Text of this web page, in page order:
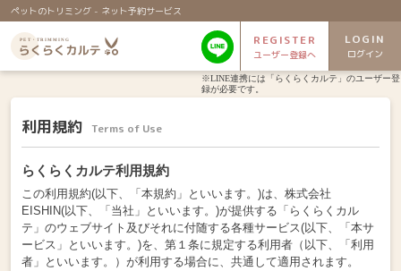
ペットのトリミング - ネット予約サービス
※LINE連携には「らくらくカルテ」のユーザー登
録が必要です。
REGISTER
ユーザー登録へ
LOGIN
ログイン
利用規約 Terms of Use
らくらくカルテ利用規約
この利用規約(以下、「本規約」といいます。)は、株式会社
EISHIN(以下、「当社」といいます。)が提供する「らくらくカル
テ」のウェブサイト及びそれに付随する各種サービス(以下、「本サ
ービス」といいます。)を、第１条に規定する利用者（以下、「利用
者」といいます。）が利用する場合に、共通して適用されます。